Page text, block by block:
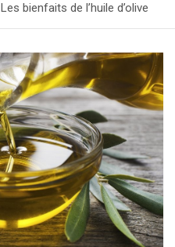
Les bienfaits de l’huile d’olive